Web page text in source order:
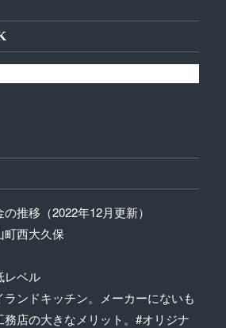
推移（2022年12月更新）
町西大久保
レベル
ランドキッチン。メーカーにないも
店の大きなメリット。#オリジナ